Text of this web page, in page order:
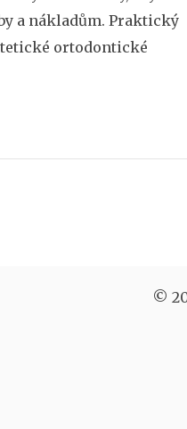
a nákladům. Praktický
ortodontické
©